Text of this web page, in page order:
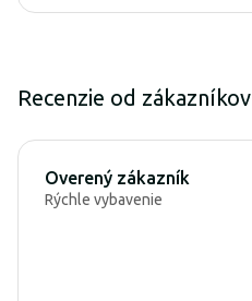
Recenzie od zákazníkov
Overený zákazník
Rýchle vybavenie